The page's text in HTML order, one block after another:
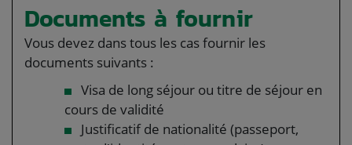
Documents à fournir
Vous devez dans tous les cas fournir les
documents suivants :
Visa de long séjour ou titre de séjour en
cours de validité
Justificatif de nationalité (passeport,